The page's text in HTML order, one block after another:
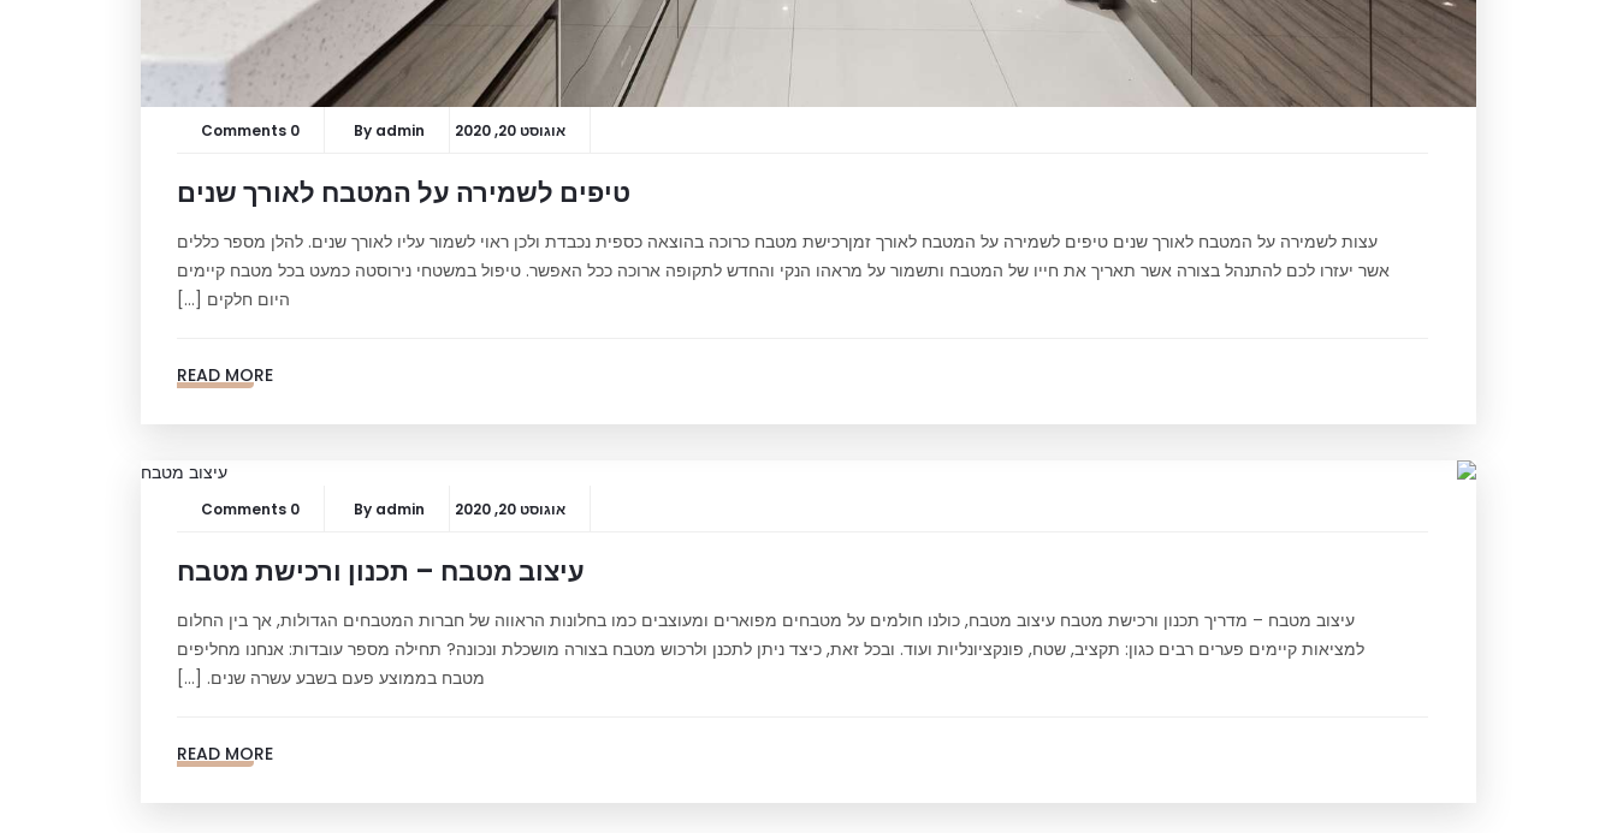
אוגוסט 20, 2020 By admin
0 Comments
טיפים לשמירה על המטבח לאורך שנים
עצות לשמירה על המטבח לאורך שנים טיפים לשמירה על המטבח לאורך זמןרכישת מטבח כרוכה בהוצאה כספית נכבדת ולכן ראוי לשמור עליו לאורך שנים. להלן מספר כללים
אשר יעזרו לכם להתנהל בצורה אשר תאריך את חייו של המטבח ותשמור על מראהו הנקי והחדש לתקופה ארוכה ככל האפשר. טיפול במשטחי נירוסטה כמעט בכל מטבח קיימים
היום חלקים […]
READ MORE
אוגוסט 20, 2020 By admin
0 Comments
עיצוב מטבח – תכנון ורכישת מטבח
עיצוב מטבח – מדריך תכנון ורכישת מטבח עיצוב מטבח, כולנו חולמים על מטבחים מפוארים ומעוצבים כמו בחלונות הראווה של חברות המטבחים הגדולות, אך בין החלום
למציאות קיימים פערים רבים כגון: תקציב, שטח, פונקציונליות ועוד. ובכל זאת, כיצד ניתן לתכנן ולרכוש מטבח בצורה מושכלת ונכונה? תחילה מספר עובדות: אנחנו מחליפים
מטבח בממוצע פעם בשבע עשרה שנים. […]
READ MORE